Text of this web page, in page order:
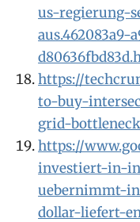
us-regierung-
aus.462083a9-
https://
to-buy-
grid-
https://
investiert-in-
uebernimmt-
dollar-liefert-